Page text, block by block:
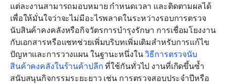
แต่ละงานสามารถมอบหมาย กำหนดเวลา และติดตามผลได้
เพื่อให้มั่นใจว่าจะไม่มีอะไรพลาดในระหว่างรอบการตรวจ
นับสินค้าคงคลังหรือกิจวัตรการบำรุงรักษา การเชื่อมโยงงาน
กับเอกสารหรือแชทช่วยเพิ่มบริบทเพิ่มเติมสำหรับการแก้ไข
ปัญหาและการวางแผน ในฐานะหนึ่งใน วิธีการตรวจนับ
สินค้าคงคลังในร้านค้าปลีก ที่ใช้กันทั่วไป งานที่เกิดขึ้นซ้ำ
สนับสนุนกิจกรรมระยะยาว เช่น การตรวจสอบประจำปีหรือ